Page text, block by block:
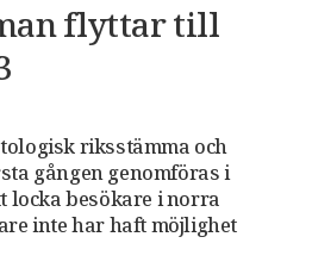
flyttar till
riksstämma och
gången genomföras i
locka besökare i norra
inte har haft möjlighet